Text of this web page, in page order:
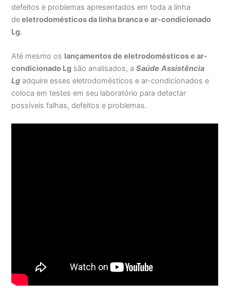
defeitos e problemas apresentados em toda a linha
deeletrodomésticos da linha branca e ar-condicionado
Lg.
Até mesmo os lançamentos de eletrodomésticos e ar-
condicionado Lg são analisados, aSaúde Assistência
Lg adquire esses eletrodomésticos e ar-condicionados e
coloca em testes em seu laboratório para detectar
possíveis falhas, defeitos e problemas.